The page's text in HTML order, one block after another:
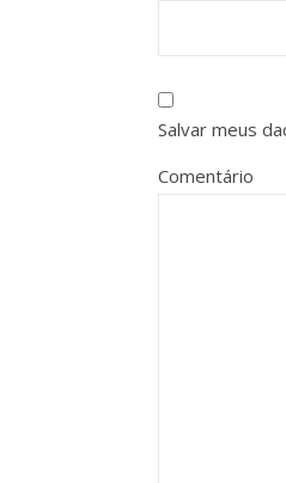
Salvar meus
Comentário